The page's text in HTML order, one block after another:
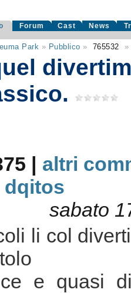
Forum Cast News
Park » Pubblico » 765532 »
| altri
dqitos
sabato
li col
e quasi